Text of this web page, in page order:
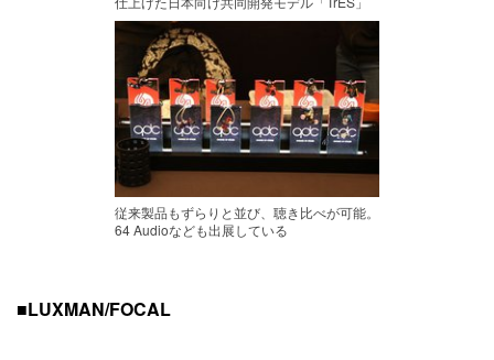
従来製品もずらりと並び、聴き比べが可能。
64 Audioなども出展している
■LUXMAN/FOCAL